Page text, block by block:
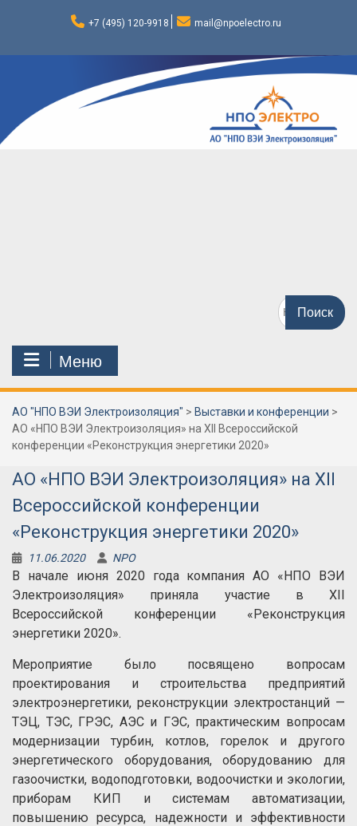
+7 (495) 120-9918 mail@npoelectro.ru
Поиск
по:
Меню
АО "НПО ВЭИ Электроизоляция" > Выставки и конференции >
АО «НПО ВЭИ Электроизоляция» на XII Всероссийской
конференции «Реконструкция энергетики 2020»
АО «НПО ВЭИ Электроизоляция» на XII
Всероссийской конференции
«Реконструкция энергетики 2020»
11.06.2020 NPO
В начале июня 2020 года компания АО «НПО ВЭИ
Электроизоляция» приняла участие в XII
Всероссийской конференции «Реконструкция
энергетики 2020».
Мероприятие было посвящено вопросам
проектирования и строительства предприятий
электроэнергетики, реконструкции электростанций —
ТЭЦ, ТЭС, ГРЭС, АЭС и ГЭС, практическим вопросам
модернизации турбин, котлов, горелок и другого
энергетического оборудования, оборудованию для
газоочистки, водоподготовки, водоочистки и экологии,
приборам КИП и системам автоматизации,
повышению ресурса, надежности и эффективности